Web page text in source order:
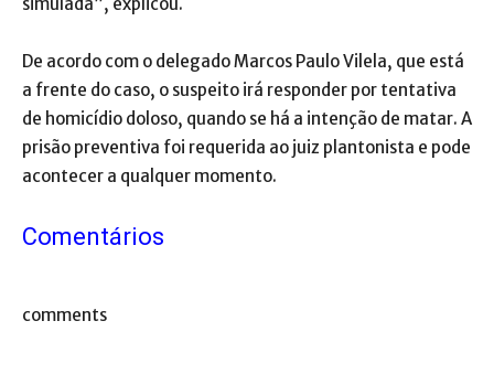
simulada”, explicou.
De acordo com o delegado Marcos Paulo Vilela, que está
a frente do caso, o suspeito irá responder por tentativa
de homicídio doloso, quando se há a intenção de matar. A
prisão preventiva foi requerida ao juiz plantonista e pode
acontecer a qualquer momento.
Comentários
comments